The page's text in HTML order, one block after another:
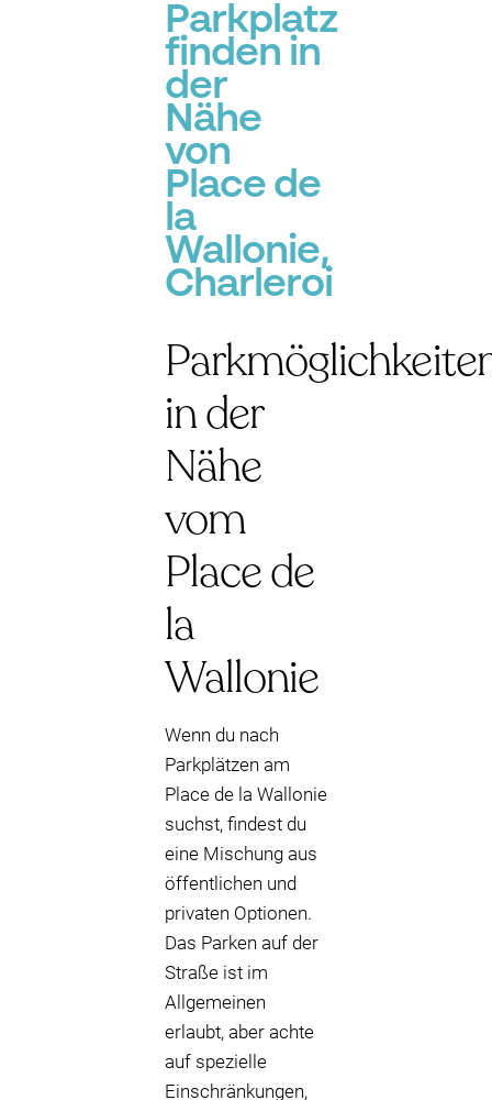
Parkplatz
finden in
der
Nähe
von
Place de
la
Wallonie,
Charleroi
in der
Nähe
vom
Place de
la
Wallonie
Wenn du nach
Parkplätzen am
Place de la Wallonie
suchst, findest du
eine Mischung aus
öffentlichen und
privaten Optionen.
Das Parken auf der
Straße ist im
Allgemeinen
erlaubt, aber achte
auf spezielle
Einschränkungen,